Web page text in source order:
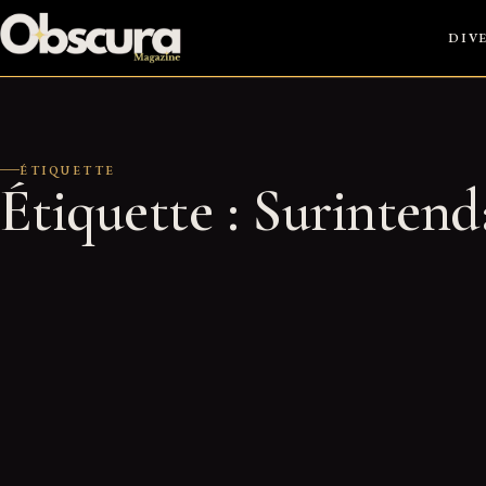
Passer
au
contenu
ÉTIQUETTE
Étiquette :